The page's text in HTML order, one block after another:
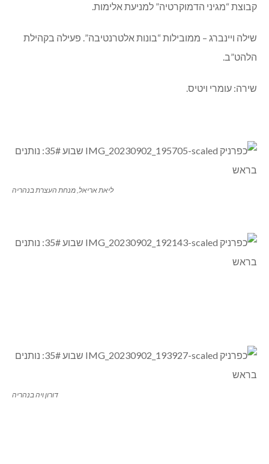
קבוצת “מגיני הדמוקרטיה” למניעת אלימות.
שילה ויינברג – ממובילות “בונות אלטרנטיבה”. פעילה בקהילת
הלהט”ב.
שירה: עומרי ויטיס.
ליאת אריאל, מנחת העצרת בנהריה
דורון ויה בנהריה